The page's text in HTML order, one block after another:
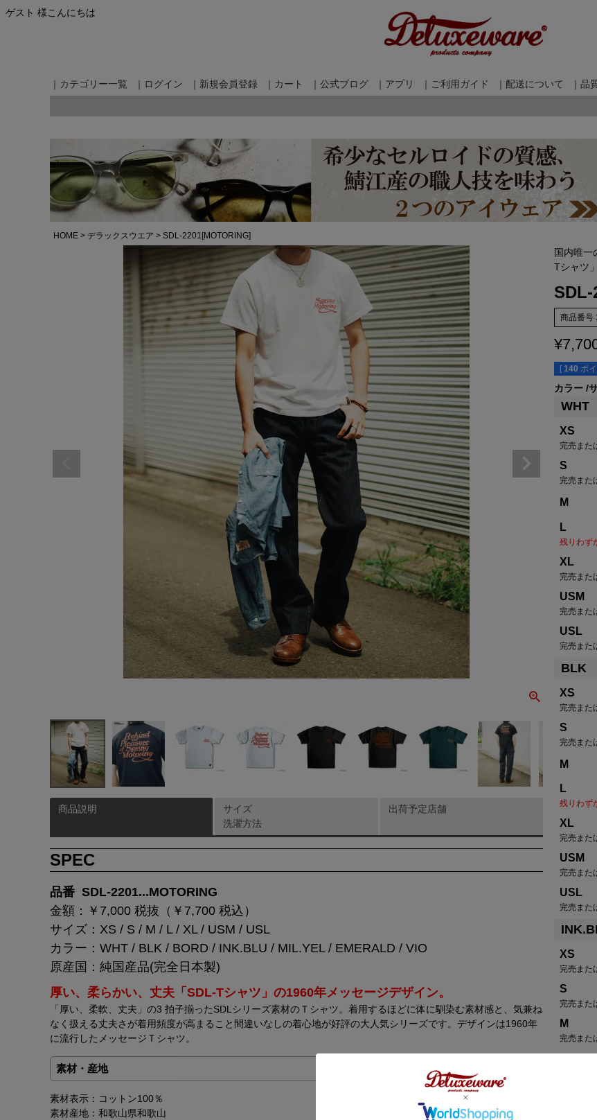
ゲスト 様こんにちは
｜カテゴリー一覧 ｜ログイン ｜新規会員登録 ｜カート ｜公式ブログ ｜アプリ ｜ご利用ガイド ｜配送について ｜品
HOME デラックスウエア SDL-2201[MOTORING]
商品説明
SPEC
品番 SDL-2201...MOTORING
金額：￥7,000 税抜（￥7,700 税込）
サイズ：XS / S / M / L / XL / USM / USL
カラー：WHT / BLK / BORD / INK.BLU / MIL.YEL / EMERALD / VIO
原産国：純国産品(完全日本製)
厚い、柔らかい、丈夫「SDL-Tシャツ」の1960年メッセージデザイン。
「厚い、柔軟、丈夫」の3 拍子揃ったSDLシリーズ素材のＴシャツ。着用するほどに体に馴染む素材感と、気兼ね
なく扱える丈夫さが着用頻度が高まること間違いなしの着心地が好評の大人気シリーズです。デザインは1960年
に流行したメッセージＴシャツ。
素材・産地
素材表示：コットン100％
素材産地：和歌山県和歌山
サイズ
洗濯方法
出荷予定店舗
国内唯一
Tシャツ
SDL-
商品番号
¥
[ 140 ポ
カラー
WHT
XS
完売また
S
完売また
M
L
残りわず
XL
完売また
USM
完売また
USL
完売また
BLK
XS
完売また
S
完売また
M
L
残りわず
XL
完売また
USM
完売また
USL
完売また
XS
完売また
S
完売また
M
完売また
完売また
完売また